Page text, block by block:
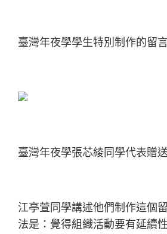
臺灣年夜學學生特別制作的留
臺灣年夜學張芯綾同學代表贈
江亭萱同學講述他們制作這個
法是：覺得組織活動要有延續